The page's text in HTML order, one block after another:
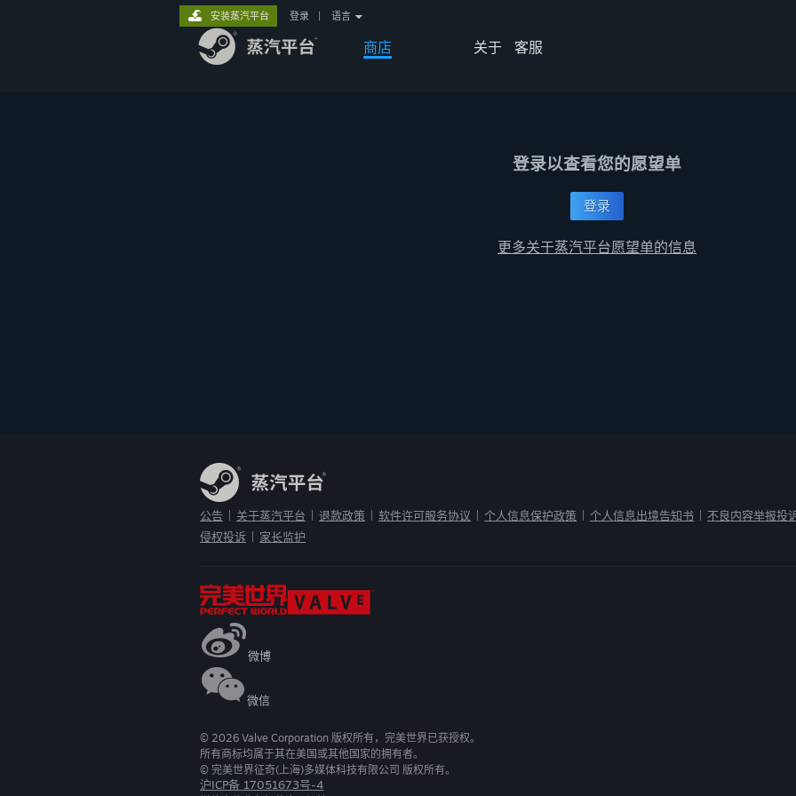
商店 关于 客服
安装蒸汽平台 登录 语言
登录以查看您的愿望单
登录
更多关于蒸汽平台愿望单的信息
公告 关于蒸汽平台 退款政策 软件许可服务协议 个人信息保护政策 个人信息出境告知书
不良内容举报投
侵权投诉
家长监护
微博
微信
© 2026 Valve Corporation 版权所有，完美世界已获授权。
所有商标均属于其在美国或其他国家的拥有者。
© 完美世界征奇(上海)多媒体科技有限公司 版权所有。
沪ICP备 17051673号-4